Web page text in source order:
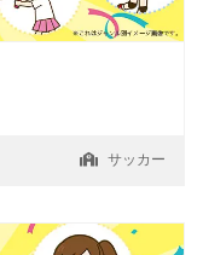
サッカー